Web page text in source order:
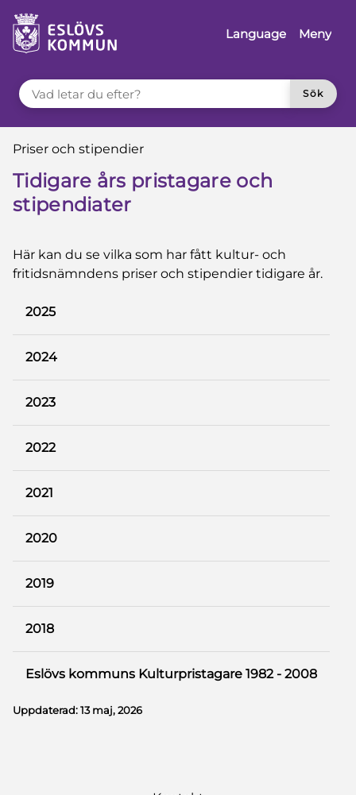
till innehåll
till sidomeny
Language
Meny
VAD LETAR DU EFTER?
Sök
Du är här:
Priser och stipendier
Tidigare års pristagare och
stipendiater
Här kan du se vilka som har fått kultur- och
fritidsnämndens priser och stipendier tidigare år.
2025
2024
2023
2022
2021
2020
2019
2018
Eslövs kommuns Kulturpristagare 1982 - 2008
Uppdaterad:13 maj, 2026